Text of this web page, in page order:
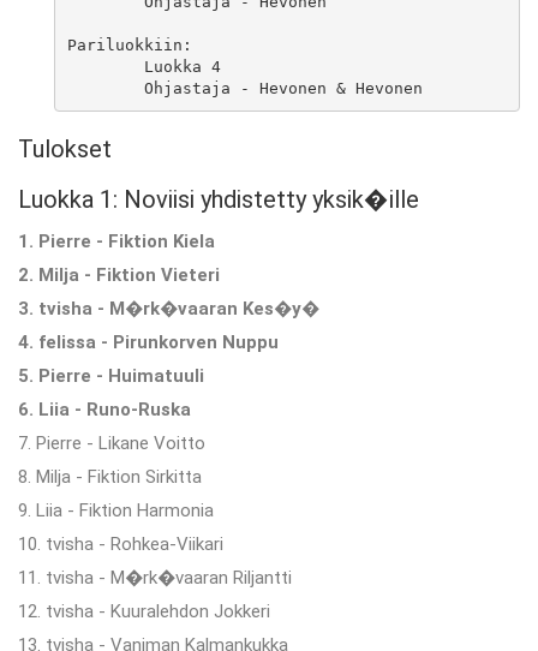
Pariluokkiin:
	Ohjastaja - Hevonen & Hevonen
Tulokset
Luokka 1: Noviisi yhdistetty yksik�ille
1. Pierre - Fiktion Kiela
2. Milja - Fiktion Vieteri
3. tvisha - M�rk�vaaran Kes�y�
4. felissa - Pirunkorven Nuppu
5. Pierre - Huimatuuli
6. Liia - Runo-Ruska
7. Pierre - Likane Voitto
8. Milja - Fiktion Sirkitta
9. Liia - Fiktion Harmonia
10. tvisha - Rohkea-Viikari
11. tvisha - M�rk�vaaran Riljantti
12. tvisha - Kuuralehdon Jokkeri
13. tvisha - Vaniman Kalmankukka